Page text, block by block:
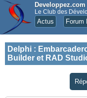
Developpez.com
Le Club des
Actus Forum
Delphi :
Builder et RAD